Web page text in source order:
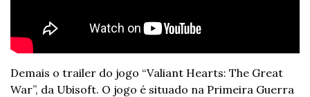
Demais o trailer do jogo “Valiant Hearts: The Great
War”, da Ubisoft. O jogo é situado na Primeira Guerra